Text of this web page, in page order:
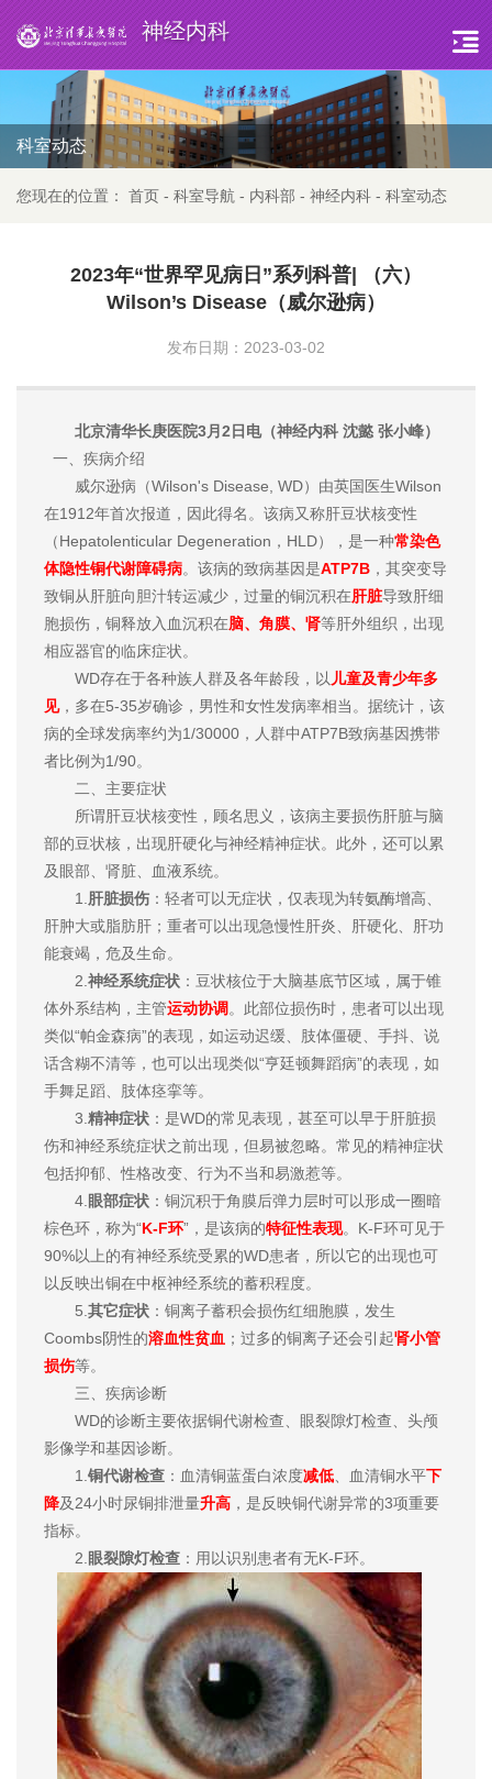
神经内科
科室动态
您现在的位置： 首页 - 科室导航 - 内科部 - 神经内科 - 科室动态
2023年“世界罕见病日”系列科普| （六）
Wilson’s Disease（威尔逊病）
发布日期：2023-03-02
北京清华长庚医院3月2日电（神经内科 沈懿 张小峰）
一、疾病介绍
威尔逊病（Wilson's Disease, WD）由英国医生Wilson
在1912年首次报道，因此得名。该病又称肝豆状核变性
（Hepatolenticular Degeneration，HLD），是一种常染色
体隐性铜代谢障碍病。该病的致病基因是ATP7B ，其突变导
致铜从肝脏向胆汁转运减少，过量的铜沉积在肝脏导致肝细
胞损伤，铜释放入血沉积在脑、角膜、肾等肝外组织，出现
相应器官的临床症状。
WD存在于各种族人群及各年龄段，以 儿童及青少年多
见，多在5-35岁确诊，男性和女性发病率相当。据统计，该
病的全球发病率约为1/30000，人群中ATP7B致病基因携带
者比例为1/90。
二、主要症状
所谓肝豆状核变性，顾名思义，该病主要损伤肝脏与脑
部的豆状核，出现肝硬化与神经精神症状。此外，还可以累
及眼部、肾脏、血液系统。
1. 肝脏损伤 ：轻者可以无症状，仅表现为转氨酶增高、
肝肿大或脂肪肝；重者可以出现急慢性肝炎、肝硬化、肝功
能衰竭，危及生命。
2. 神经系统症状 ：豆状核位于大脑基底节区域，属于锥
体外系结构，主管运动协调 。此部位损伤时，患者可以出现
类似“帕金森病”的表现，如运动迟缓、肢体僵硬、手抖、说
话含糊不清等，也可以出现类似“亨廷顿舞蹈病”的表现，如
手舞足蹈、肢体痉挛等。
3. 精神症状 ：是WD的常见表现，甚至可以早于肝脏损
伤和神经系统症状之前出现，但易被忽略。常见的精神症状
包括抑郁、性格改变、行为不当和易激惹等。
4. 眼部症状 ：铜沉积于角膜后弹力层时可以形成一圈暗
棕色环，称为“K-F环”，是该病的特征性表现。K-F环可见于
90%以上的有神经系统受累的WD患者，所以它的出现也可
以反映出铜在中枢神经系统的蓄积程度。
5. 其它症状 ：铜离子蓄积会损伤红细胞膜，发生
Coombs阴性的溶血性贫血 ；过多的铜离子还会引起肾小管
损伤等。
三、疾病诊断
WD的诊断主要依据铜代谢检查、眼裂隙灯检查、头颅
影像学和基因诊断。
1. 铜代谢检查 ：血清铜蓝蛋白浓度减低 、血清铜水平下
降及24小时尿铜排泄量升高 ，是反映铜代谢异常的3项重要
指标。
2. 眼裂隙灯检查 ：用以识别患者有无K-F环。